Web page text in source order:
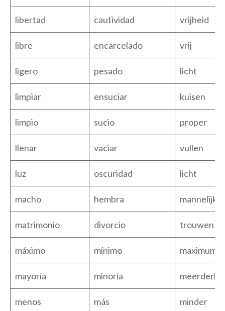
libertad cautividad vrijheid
libre encarcelado vrij
ligero pesado licht
limpiar ensuciar kuisen
limpio sucio proper
llenar vaciar vullen
luz oscuridad licht
macho hembra mannelijk
matrimonio divorcio trouwen
máximo mínimo maximum
mayoría minoría
menos más minder